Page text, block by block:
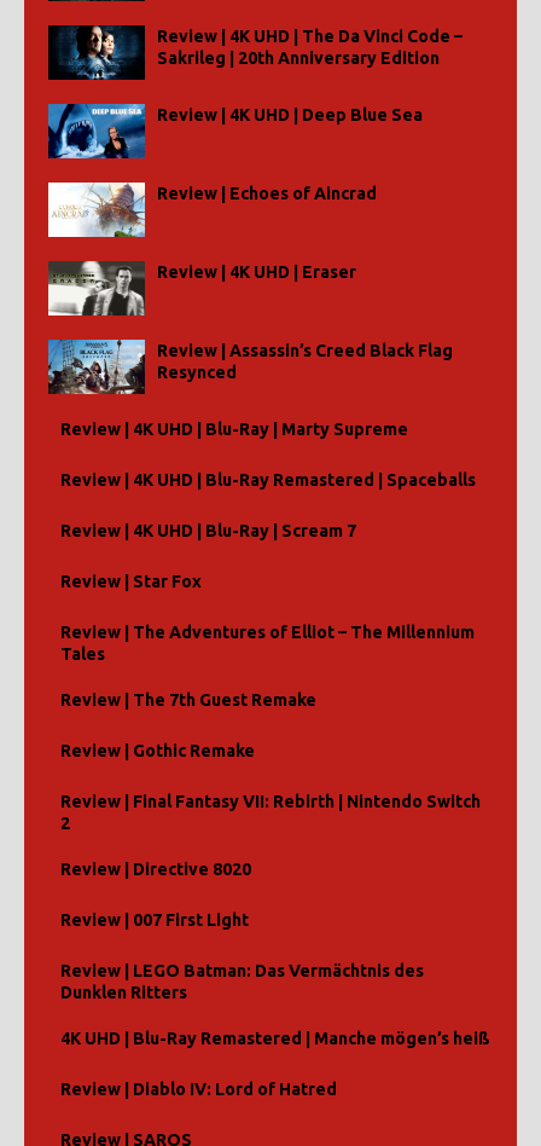
Review | 4K UHD | The Da Vinci Code –
Sakrileg | 20th Anniversary Edition
Review | 4K UHD | Deep Blue Sea
Review | Echoes of Aincrad
Review | 4K UHD | Eraser
Review | Assassin’s Creed Black Flag
Resynced
Review | 4K UHD | Blu-Ray | Marty Supreme
Review | 4K UHD | Blu-Ray Remastered | Spaceballs
Review | 4K UHD | Blu-Ray | Scream 7
Review | Star Fox
Review | The Adventures of Elliot – The Millennium
Tales
Review | The 7th Guest Remake
Review | Gothic Remake
Review | Final Fantasy VII: Rebirth | Nintendo Switch
2
Review | Directive 8020
Review | 007 First Light
Review | LEGO Batman: Das Vermächtnis des
Dunklen Ritters
4K UHD | Blu-Ray Remastered | Manche mögen’s heiß
Review | Diablo IV: Lord of Hatred
Review | SAROS